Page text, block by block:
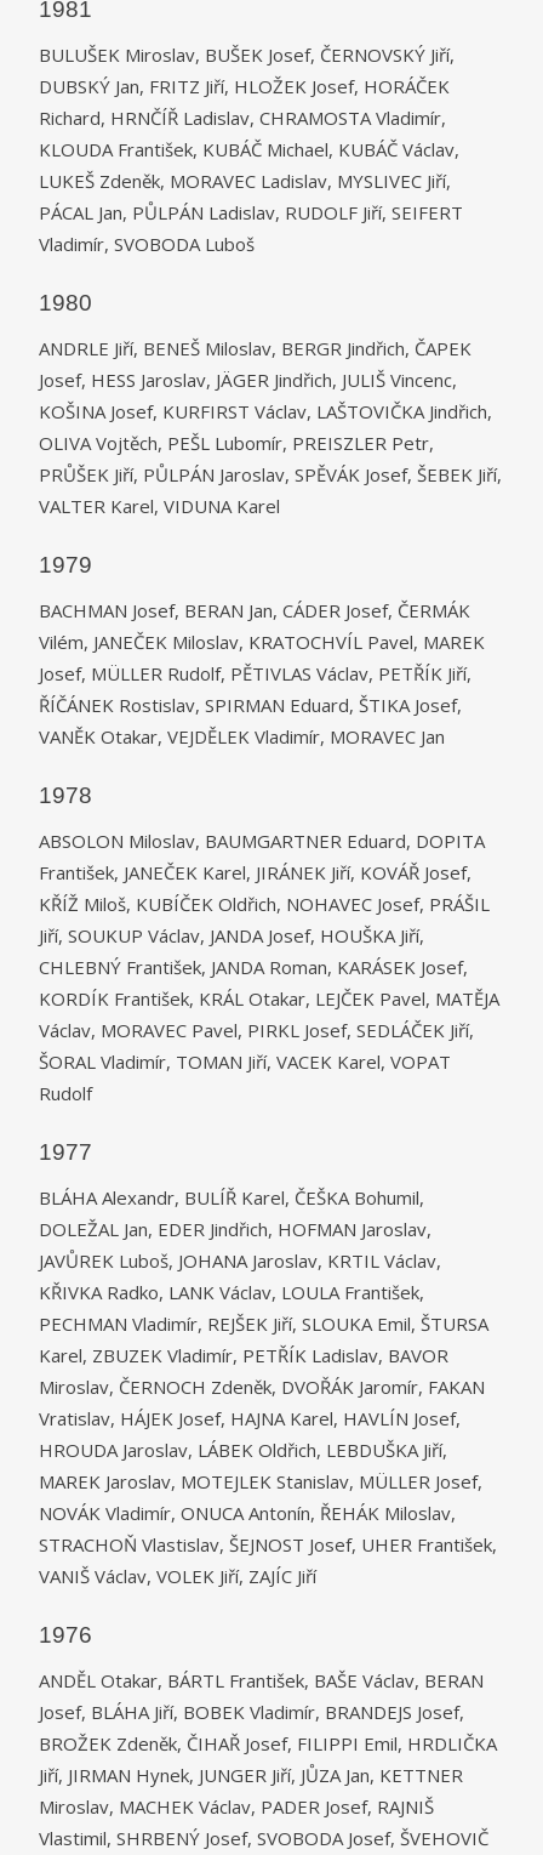
1981
BULUŠEK Miroslav, BUŠEK Josef, ČERNOVSKÝ Jiří,
DUBSKÝ Jan, FRITZ Jiří, HLOŽEK Josef, HORÁČEK
Richard, HRNČÍŘ Ladislav, CHRAMOSTA Vladimír,
KLOUDA František, KUBÁČ Michael, KUBÁČ Václav,
LUKEŠ Zdeněk, MORAVEC Ladislav, MYSLIVEC Jiří,
PÁCAL Jan, PŮLPÁN Ladislav, RUDOLF Jiří, SEIFERT
Vladimír, SVOBODA Luboš
1980
ANDRLE Jiří, BENEŠ Miloslav, BERGR Jindřich, ČAPEK
Josef, HESS Jaroslav, JÄGER Jindřich, JULIŠ Vincenc,
KOŠINA Josef, KURFIRST Václav, LAŠTOVIČKA Jindřich,
OLIVA Vojtěch, PEŠL Lubomír, PREISZLER Petr,
PRŮŠEK Jiří, PŮLPÁN Jaroslav, SPĚVÁK Josef, ŠEBEK Jiří,
VALTER Karel, VIDUNA Karel
1979
BACHMAN Josef, BERAN Jan, CÁDER Josef, ČERMÁK
Vilém, JANEČEK Miloslav, KRATOCHVÍL Pavel, MAREK
Josef, MÜLLER Rudolf, PĚTIVLAS Václav, PETŘÍK Jiří,
ŘÍČÁNEK Rostislav, SPIRMAN Eduard, ŠTIKA Josef,
VANĚK Otakar, VEJDĚLEK Vladimír, MORAVEC Jan
1978
ABSOLON Miloslav, BAUMGARTNER Eduard, DOPITA
František, JANEČEK Karel, JIRÁNEK Jiří, KOVÁŘ Josef,
KŘÍŽ Miloš, KUBÍČEK Oldřich, NOHAVEC Josef, PRÁŠIL
Jiří, SOUKUP Václav, JANDA Josef, HOUŠKA Jiří,
CHLEBNÝ František, JANDA Roman, KARÁSEK Josef,
KORDÍK František, KRÁL Otakar, LEJČEK Pavel, MATĚJA
Václav, MORAVEC Pavel, PIRKL Josef, SEDLÁČEK Jiří,
ŠORAL Vladimír, TOMAN Jiří, VACEK Karel, VOPAT
Rudolf
1977
BLÁHA Alexandr, BULÍŘ Karel, ČEŠKA Bohumil,
DOLEŽAL Jan, EDER Jindřich, HOFMAN Jaroslav,
JAVŮREK Luboš, JOHANA Jaroslav, KRTIL Václav,
KŘIVKA Radko, LANK Václav, LOULA František,
PECHMAN Vladimír, REJŠEK Jiří, SLOUKA Emil, ŠTURSA
Karel, ZBUZEK Vladimír, PETŘÍK Ladislav, BAVOR
Miroslav, ČERNOCH Zdeněk, DVOŘÁK Jaromír, FAKAN
Vratislav, HÁJEK Josef, HAJNA Karel, HAVLÍN Josef,
HROUDA Jaroslav, LÁBEK Oldřich, LEBDUŠKA Jiří,
MAREK Jaroslav, MOTEJLEK Stanislav, MÜLLER Josef,
NOVÁK Vladimír, ONUCA Antonín, ŘEHÁK Miloslav,
STRACHOŇ Vlastislav, ŠEJNOST Josef, UHER František,
VANIŠ Václav, VOLEK Jiří, ZAJÍC Jiří
1976
ANDĚL Otakar, BÁRTL František, BAŠE Václav, BERAN
Josef, BLÁHA Jiří, BOBEK Vladimír, BRANDEJS Josef,
BROŽEK Zdeněk, ČIHAŘ Josef, FILIPPI Emil, HRDLIČKA
Jiří, JIRMAN Hynek, JUNGER Jiří, JŮZA Jan, KETTNER
Miroslav, MACHEK Václav, PADER Josef, RAJNIŠ
Vlastimil, SHRBENÝ Josef, SVOBODA Josef, ŠVEHOVIČ